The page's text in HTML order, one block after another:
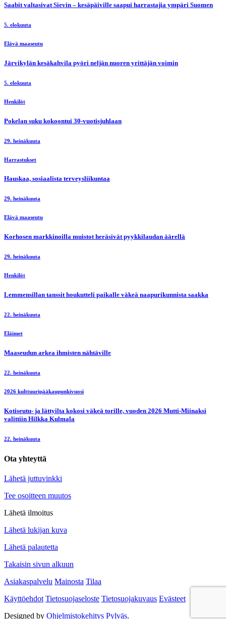
Saabit valtasivat Sievin – kesäpäiville saapui harrastajia ympäri Suomen
5. elokuuta
Elävä maaseutu
Järvikylän kesäkahvila pyöri neljän nuoren yrittäjän voimin
5. elokuuta
Henkilöt
Pokelan suku kokoontui 30-vuotisjuhlaan
29. heinäkuuta
Harrastukset
Hauskaa, sosiaalista terveysliikuntaa
29. heinäkuuta
Elävä maaseutu
Korhosen markkinoilla muistot heräsivät pyykkilaudan äärellä
29. heinäkuuta
Henkilöt
Lemmensillan tanssit houkutteli paikalle väkeä naapurikunnista saakka
22. heinäkuuta
Eläimet
Maaseudun arkea ihmisten nähtäville
22. heinäkuuta
2026 kulttuuripääkaupunkivuosi
Kotiseutu- ja lättyilta kokosi väkeä torille, vuoden 2026 Mutti-Miinaksi
valittiin Hilkka Kulmala
22. heinäkuuta
Ota yhteyttä
Lähetä juttuvinkki
Tee osoitteen muutos
Lähetä ilmoitus
Lähetä lukijan kuva
Lähetä palautetta
Takaisin sivun alkuun
Asiakaspalvelu Mainosta Tilaa
Käyttöehdot Tietosuojaseloste Tietosuojakuvaus Evästeet
Designed by Ohjelmistokehitys Pylväs.